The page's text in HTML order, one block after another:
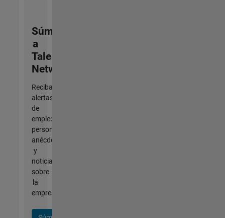
Súmese
a
Talent
Network
Reciba
alertas
de
empleo
personalizadas,
anécdotas
y
noticias
sobre
la
empresa.